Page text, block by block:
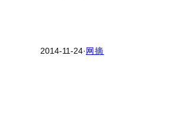
2014-11-24·网摘